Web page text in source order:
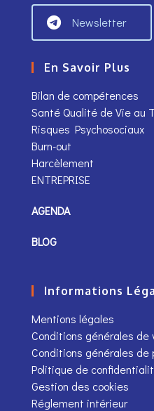
Newsletter
En Savoir Plus
Bilan de compétences
Santé Qualité de Vie au
Risques Psychosociaux
Burn-out
Harcèlement
ENTREPRISE
AGENDA
BLOG
Informations
Mentions légales
Conditions générales de
Conditions générales de
Politique de
Gestion des cookies
Réglement intérieur